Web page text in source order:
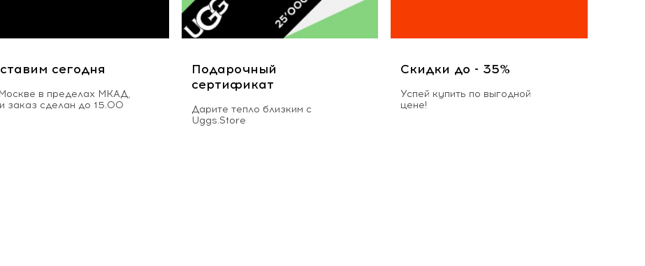
сегодня
в пределах МКАД,
заказ сделан до 15.00
Подарочный
сертификат
Дарите тепло близким с
Uggs.Store
Скидки до - 35%
Успей купить по выгодной
цене!